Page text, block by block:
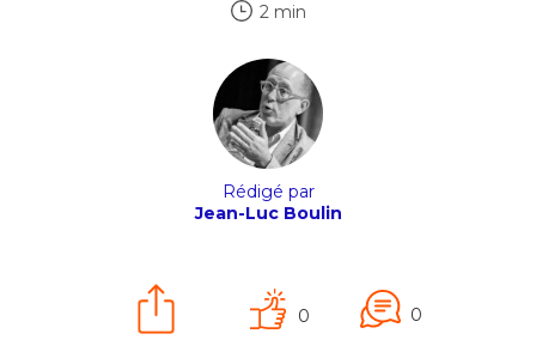
2 min
Rédigé par
Jean-Luc Boulin
0 0